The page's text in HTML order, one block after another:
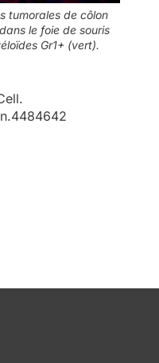
tumorales de côlon
le foie de souris
Gr1+ (vert).